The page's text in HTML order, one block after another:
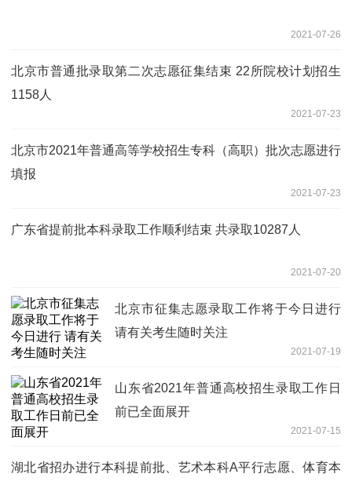
2021-07-26
北京市普通批录取第二次志愿征集结束 22所院校计划招生
1158人
2021-07-23
北京市2021年普通高等学校招生专科（高职）批次志愿进行
填报
2021-07-23
广东省提前批本科录取工作顺利结束 共录取10287人
2021-07-20
北京市征集志愿录取工作将于今日进行
请有关考生随时关注
2021-07-19
山东省2021年普通高校招生录取工作日
前已全面展开
2021-07-15
湖北省招办进行本科提前批、艺术本科A平行志愿、体育本